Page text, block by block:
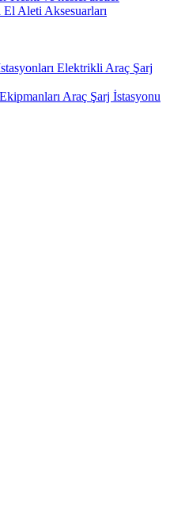
El Aleti Aksesuarları
Elektrikli Araç Şarj
Araç Şarj İstasyonu